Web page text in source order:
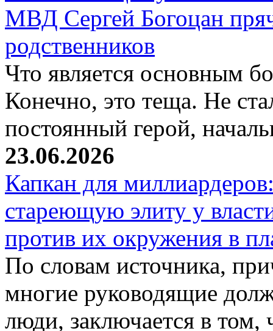
МВД Сергей Богоцан
родственников
Что является основным
Конечно, это теща. Не
постоянный герой,
23.06.2026
Капкан для
стареющую элиту у
против их окружения в
По словам источника,
многие руководящие
люди, заключается в